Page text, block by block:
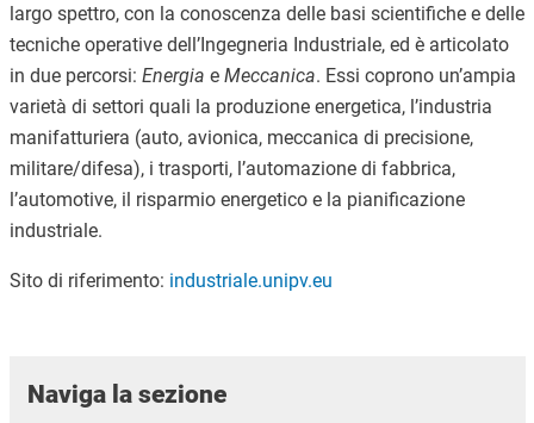
largo spettro, con la conoscenza delle basi scientifiche e delle
tecniche operative dell’Ingegneria Industriale, ed è articolato
in due percorsi: Energia e Meccanica. Essi coprono un’ampia
varietà di settori quali la produzione energetica, l’industria
manifatturiera (auto, avionica, meccanica di precisione,
militare/difesa), i trasporti, l’automazione di fabbrica,
l’automotive, il risparmio energetico e la pianificazione
industriale.
Sito di riferimento: industriale.unipv.eu
Naviga la sezione